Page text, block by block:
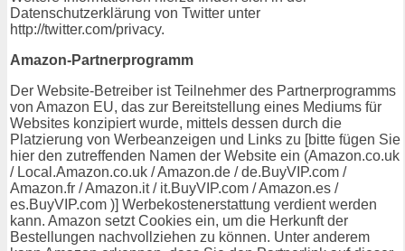
Datenschutzerklärung von Twitter unter
http://twitter.com/privacy.
Amazon-Partnerprogramm
Der Website-Betreiber ist Teilnehmer des Partnerprogramms
von Amazon EU, das zur Bereitstellung eines Mediums für
Websites konzipiert wurde, mittels dessen durch die
Platzierung von Werbeanzeigen und Links zu [bitte fügen Sie
hier den zutreffenden Namen der Website ein (Amazon.co.uk
/ Local.Amazon.co.uk / Amazon.de / de.BuyVIP.com /
Amazon.fr / Amazon.it / it.BuyVIP.com / Amazon.es /
es.BuyVIP.com )] Werbekostenerstattung verdient werden
kann. Amazon setzt Cookies ein, um die Herkunft der
Bestellungen nachvollziehen zu können. Unter anderem